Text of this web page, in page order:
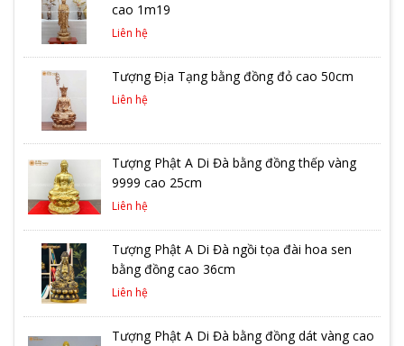
cao 1m19
Liên hệ
Tượng Địa Tạng bằng đồng đỏ cao 50cm
Liên hệ
Tượng Phật A Di Đà bằng đồng thếp vàng
9999 cao 25cm
Liên hệ
Tượng Phật A Di Đà ngồi tọa đài hoa sen
bằng đồng cao 36cm
Liên hệ
Tượng Phật A Di Đà bằng đồng dát vàng cao